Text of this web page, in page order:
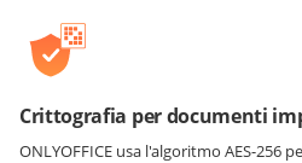
Crittografia per documenti
ONLYOFFICE usa l'algoritmo AES-256